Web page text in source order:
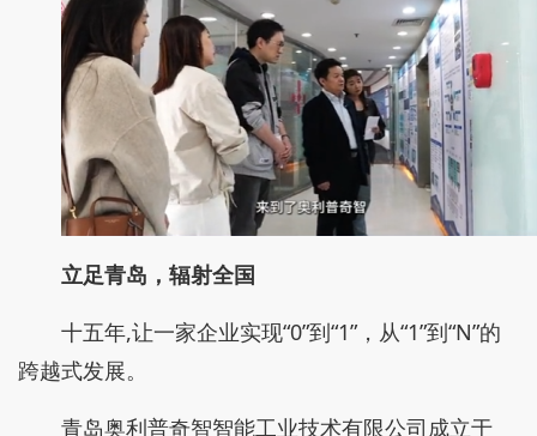
立足青岛，辐射全国
十五年,让一家企业实现“0”到“1”，从“1”到“N”的
跨越式发展。
青岛奥利普奇智智能工业技术有限公司成立于